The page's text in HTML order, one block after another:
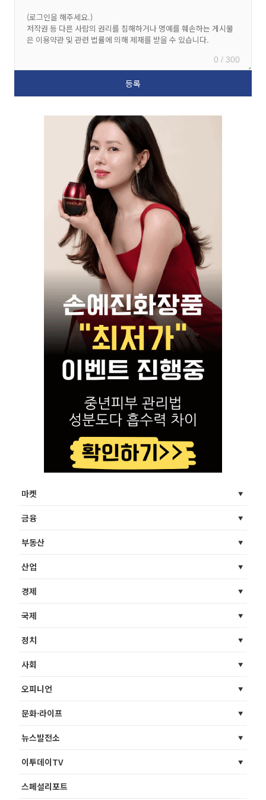
0 / 300
마켓
금융
부동산
산업
경제
국제
정치
사회
오피니언
문화·라이프
뉴스발전소
이투데이TV
스페셜리포트